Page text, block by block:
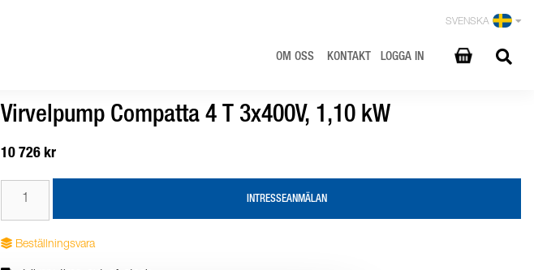
SVENSKA
OM OSS KONTAKT LOGGA IN
Virvelpump Compatta 4 T 3x400V, 1,10 kW
10 726 kr
INTRESSEANMÄLAN
Beställningsvara